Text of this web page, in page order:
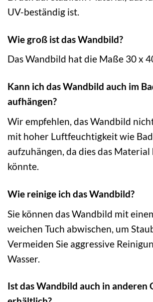
UV-beständig ist.
Wie groß ist das Wandbild?
Das Wandbild hat die Maße 30 x
Kann ich das Wandbild auch im
aufhängen?
Wir empfehlen, das Wandbild
mit hoher Luftfeuchtigkeit wie
aufzuhängen, da dies das Material
könnte.
Wie reinige ich das Wandbild?
Sie können das Wandbild mit
weichen Tuch abwischen, um
Vermeiden Sie aggressive
Wasser.
Ist das Wandbild auch in anderen